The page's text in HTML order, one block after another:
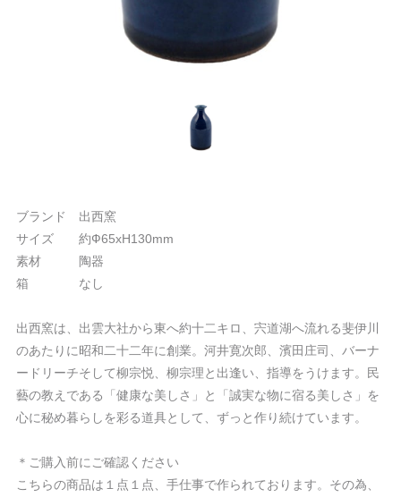
ブランド 出西窯
サイズ 約Ф65xH130mm
素材 陶器
箱 なし
出西窯は、出雲大社から東へ約十二キロ、宍道湖へ流れる斐伊川
のあたりに昭和二十二年に創業。河井寛次郎、濱田庄司、バーナ
ードリーチそして柳宗悦、柳宗理と出逢い、指導をうけます。民
藝の教えである「健康な美しさ」と「誠実な物に宿る美しさ」を
心に秘め暮らしを彩る道具として、ずっと作り続けています。
＊ご購入前にご確認ください
こちらの商品は１点１点、手仕事で作られております。その為、